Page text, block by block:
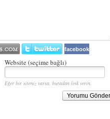
facebook
Website (seçime bağlı)
Eğer bir siteniz varsa, buradan link verin.
Yorumu Gönder